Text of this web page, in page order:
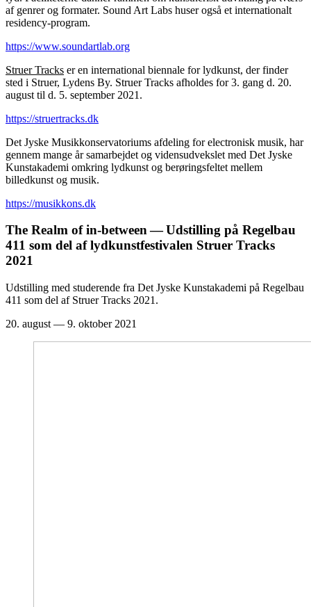
af genrer og formater. Sound Art Labs huser også et internationalt
residency-program.
https://www.soundartlab.org
Struer Tracks er en international biennale for lydkunst, der finder
sted i Struer, Lydens By. Struer Tracks afholdes for 3. gang d. 20.
august til d. 5. september 2021.
https://struertracks.dk
Det Jyske Musikkonservatoriums afdeling for electronisk musik, har
gennem mange år samarbejdet og vidensudvekslet med Det Jyske
Kunstakademi omkring lydkunst og berøringsfeltet mellem
billedkunst og musik.
https://musikkons.dk
The Realm of in-between — Udstilling på Regelbau
411 som del af lydkunstfestivalen Struer Tracks
2021
Udstilling med studerende fra Det Jyske Kunstakademi på Regelbau
411 som del af Struer Tracks 2021.
20. august — 9. oktober 2021